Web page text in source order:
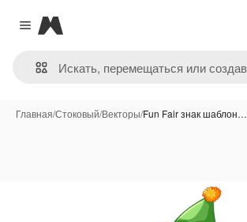
Close menu
Magnific
Главная/Стоковый/Векторы/Fun Fair знак шаблон…